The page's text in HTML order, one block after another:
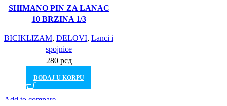
Brz pogled
Dodajte želje
SHIMANO PIN ZA LANAC
10 BRZINA 1/3
BICIKLIZAM, DELOVI, Lanci i
spojnice
280 рсд
DODAJ U KORPU
Add to compare